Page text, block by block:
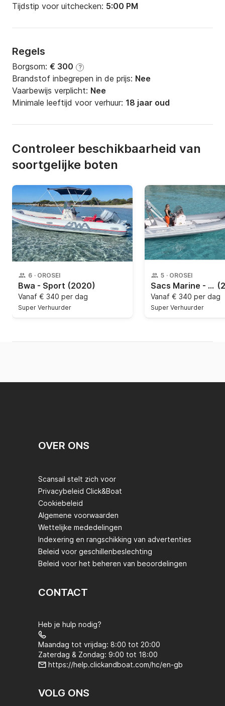
Tijdstip voor uitchecken: 5:00 PM
Regels
Borgsom: € 300 ?
Brandstof inbegrepen in de prijs: Nee
Vaarbewijs verplicht: Nee
Minimale leeftijd voor verhuur: 18 jaar oud
Controleer beschikbaarheid van
soortgelijke boten
6 · OROSEI
Bwa - Sport (2020)
Vanaf € 340 per dag
Super Verhuurder
5 · OROSEI
Sacs Marine - Strider 10
Vanaf € 340 per dag
Super Verhuurder
OVER ONS
Scansail stelt zich voor
Privacybeleid Click&Boat
Cookiebeleid
Algemene voorwaarden
Wettelijke mededelingen
Indexering en rangschikking van advertenties
Beleid voor geschillenbeslechting
Beleid voor het beheren van beoordelingen
CONTACT
Heb je hulp nodig?
Maandag tot vrijdag: 8:00 tot 20:00
Zaterdag & Zondag: 9:00 tot 18:00
https://help.clickandboat.com/hc/en-gb
VOLG ONS